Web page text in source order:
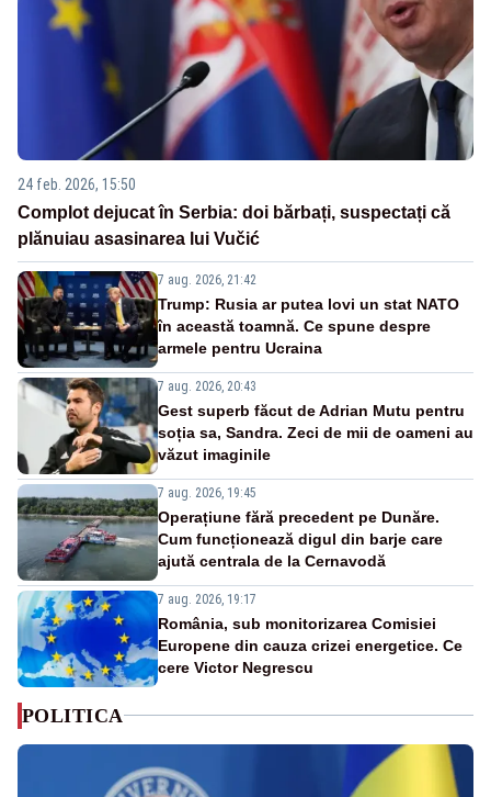
24 feb. 2026, 15:50
Complot dejucat în Serbia: doi bărbați, suspectați că
plănuiau asasinarea lui Vučić
7 aug. 2026, 21:42
Trump: Rusia ar putea lovi un stat NATO
în această toamnă. Ce spune despre
armele pentru Ucraina
7 aug. 2026, 20:43
Gest superb făcut de Adrian Mutu pentru
soția sa, Sandra. Zeci de mii de oameni au
văzut imaginile
7 aug. 2026, 19:45
Operațiune fără precedent pe Dunăre.
Cum funcționează digul din barje care
ajută centrala de la Cernavodă
7 aug. 2026, 19:17
România, sub monitorizarea Comisiei
Europene din cauza crizei energetice. Ce
cere Victor Negrescu
POLITICA